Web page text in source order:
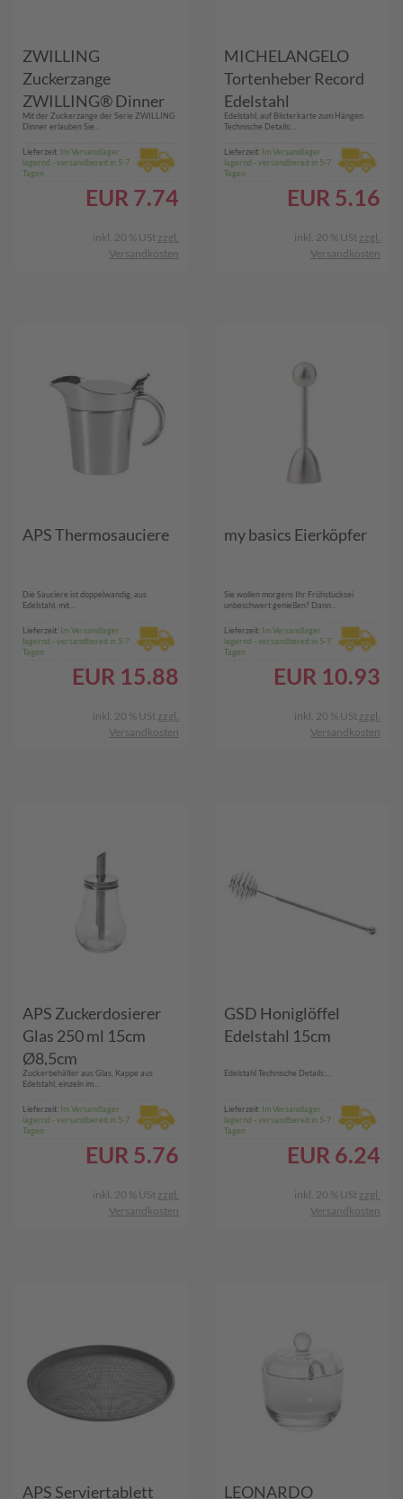
ZWILLING
Zuckerzange
ZWILLING® Dinner
07150-059-0
​Mit der Zuckerzange der Serie ZWILLING
Dinner erlauben Sie...
Lieferzeit: Im Versandlager
lagernd - versandbereit in 5-7
Tagen
EUR 7.74
inkl. 20 % USt zzgl.
Versandkosten
MICHELANGELO
Tortenheber Record
Edelstahl
Edelstahl, auf Blisterkarte zum Hängen
Technische Details:...
Lieferzeit: Im Versandlager
lagernd - versandbereit in 5-7
Tagen
EUR 5.16
inkl. 20 % USt zzgl.
Versandkosten
APS Thermosauciere
Die Sauciere ist doppelwandig, aus
Edelstahl, mit...
Lieferzeit: Im Versandlager
lagernd - versandbereit in 5-7
Tagen
EUR 15.88
inkl. 20 % USt zzgl.
Versandkosten
my basics Eierköpfer
Sie wollen morgens Ihr Frühstücksei
unbeschwert genießen? Dann...
Lieferzeit: Im Versandlager
lagernd - versandbereit in 5-7
Tagen
EUR 10.93
inkl. 20 % USt zzgl.
Versandkosten
APS Zuckerdosierer
Glas 250 ml 15cm
Ø8,5cm
Zuckerbehälter aus Glas, Kappe aus
Edelstahl, einzeln im...
Lieferzeit: Im Versandlager
lagernd - versandbereit in 5-7
Tagen
EUR 5.76
inkl. 20 % USt zzgl.
Versandkosten
GSD Honiglöffel
Edelstahl 15cm
Edelstahl Technische Details:...
Lieferzeit: Im Versandlager
lagernd - versandbereit in 5-7
Tagen
EUR 6.24
inkl. 20 % USt zzgl.
Versandkosten
APS Serviertablett LEONARDO